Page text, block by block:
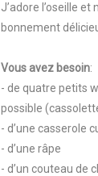
J’adore l’oseille
bonnement
Vous avez besoin:
- de quatre petits
possible
- d’une casserole
- d’une râpe
- d’un couteau de